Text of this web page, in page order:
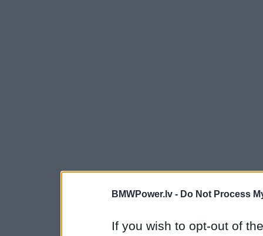
BMWPower.lv - Do Not Process
If you wish to opt-out of